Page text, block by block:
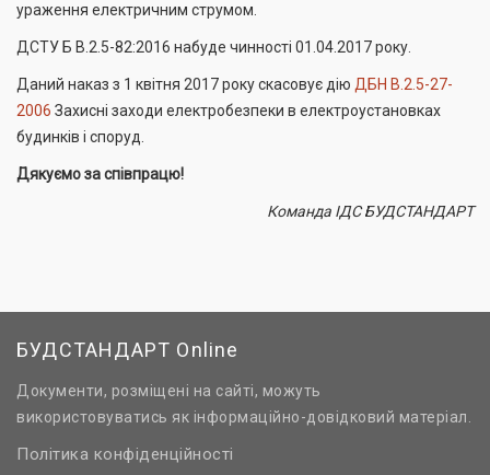
ураження електричним струмом.
ДСТУ Б В.2.5-82:2016 набуде чинності 01.04.2017 року.
Даний наказ з 1 квітня 2017 року скасовує дію ДБН В.2.5-27-
2006 Захисні заходи електробезпеки в електроустановках
будинків і споруд.
Дякуємо за співпрацю!
Команда ІДС БУДСТАНДАРТ
БУДСТАНДАРТ Online
Документи, розміщені на сайті, можуть
використовуватись як інформаційно-довідковий матеріал.
Політика конфіденційності